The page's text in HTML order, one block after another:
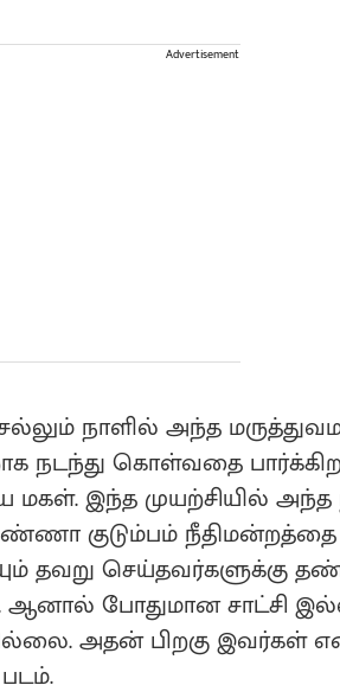
Advertisement
நாளில் அந்த
நடந்து கொள்வதை
மகள். இந்த முயற்சியில்
குடும்பம் நீதிமன்றத்தை
தவறு செய்தவர்களுக்கு
ஆனால் போதுமான சாட்சி
அதன் பிறகு இவர்கள்